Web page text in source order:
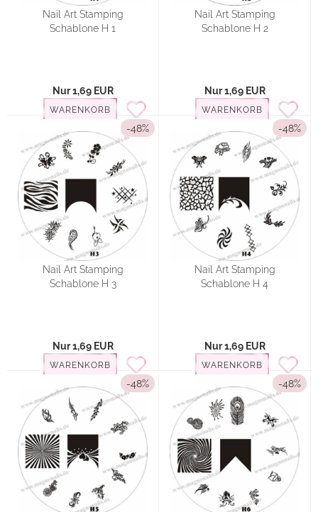
Nail Art Stamping
Schablone H 1
Nur 1,69 EUR
WARENKORB
Nail Art Stamping
Schablone H 2
Nur 1,69 EUR
WARENKORB
-48%
Nail Art Stamping
Schablone H 3
Nur 1,69 EUR
WARENKORB
-48%
Nail Art Stamping
Schablone H 4
Nur 1,69 EUR
WARENKORB
-48% -48%